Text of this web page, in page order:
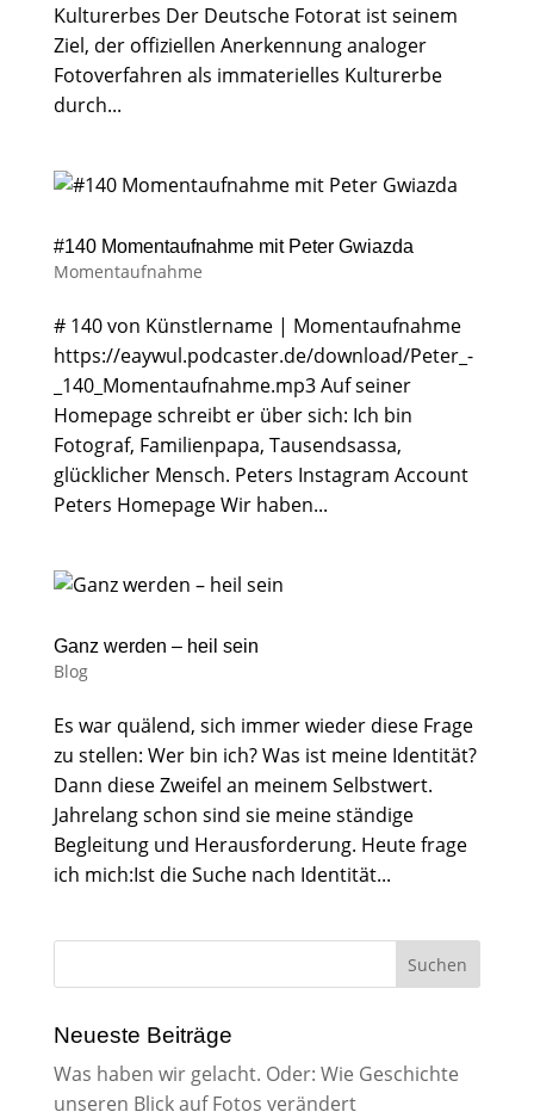
Kulturerbes Der Deutsche Fotorat ist seinem
Ziel, der offiziellen Anerkennung analoger
Fotoverfahren als immaterielles Kulturerbe
durch...
#140 Momentaufnahme mit Peter Gwiazda
Momentaufnahme
# 140 von Künstlername | Momentaufnahme
https://eaywul.podcaster.de/download/Peter_-
_140_Momentaufnahme.mp3 Auf seiner
Homepage schreibt er über sich: Ich bin
Fotograf, Familienpapa, Tausendsassa,
glücklicher Mensch. Peters Instagram Account
Peters Homepage Wir haben...
Ganz werden – heil sein
Blog
Es war quälend, sich immer wieder diese Frage
zu stellen: Wer bin ich? Was ist meine Identität?
Dann diese Zweifel an meinem Selbstwert.
Jahrelang schon sind sie meine ständige
Begleitung und Herausforderung. Heute frage
ich mich:Ist die Suche nach Identität...
Neueste Beiträge
Was haben wir gelacht. Oder: Wie Geschichte
unseren Blick auf Fotos verändert